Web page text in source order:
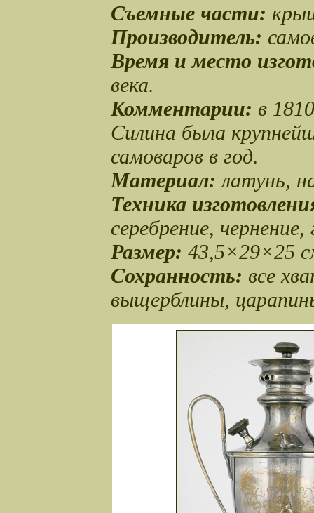
Съемные части:
Производитель:
Время и место
века.
Комментарии: в
Силина была
самоваров в год.
Материал: латунь,
Техника
серебрение, чернение,
Размер: 43,5×29×25
Сохранность: все
выщерблины,